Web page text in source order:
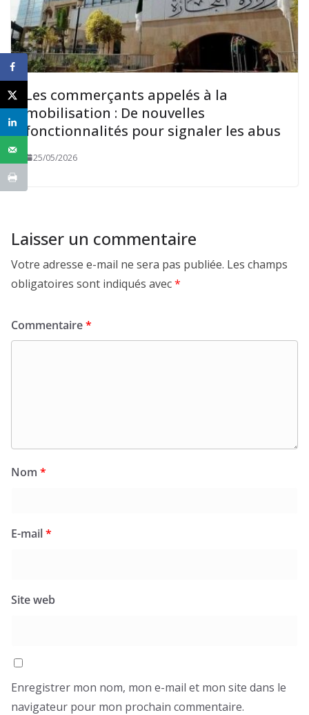
Les commerçants appelés à la
mobilisation : De nouvelles
fonctionnalités pour signaler les abus
25/05/2026
Laisser un commentaire
Votre adresse e-mail ne sera pas publiée. Les champs
obligatoires sont indiqués avec*
Commentaire*
Nom *
E-mail*
Site web
Enregistrer mon nom, mon e-mail et mon site dans le
navigateur pour mon prochain commentaire.